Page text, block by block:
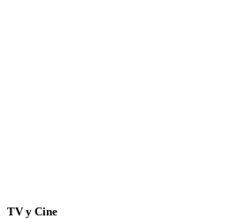
TV y Cine